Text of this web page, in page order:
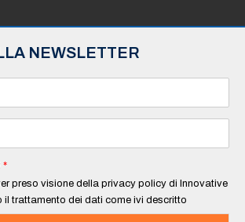
NEWSLETTER
*
preso visione della privacy policy di Innovative
il trattamento dei dati come ivi descritto